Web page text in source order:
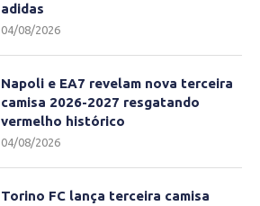
adidas
04/08/2026
Napoli e EA7 revelam nova terceira
camisa 2026-2027 resgatando
vermelho histórico
04/08/2026
Torino FC lança terceira camisa